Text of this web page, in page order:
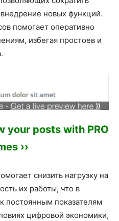
новых функций.
помогает оперативно
избегая простоев и
your posts with PRO
››
снизить нагрузку на
их работы, что в
постоянным показателям
цифровой экономики,